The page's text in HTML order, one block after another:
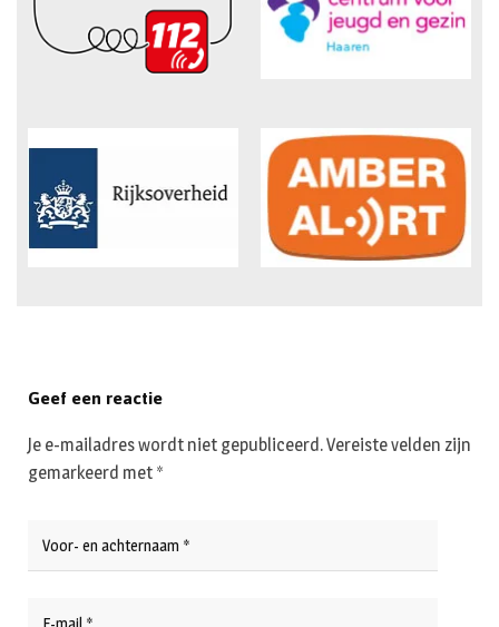
Geef een reactie
Je e-mailadres wordt niet gepubliceerd.Vereiste velden zijn
gemarkeerd met *